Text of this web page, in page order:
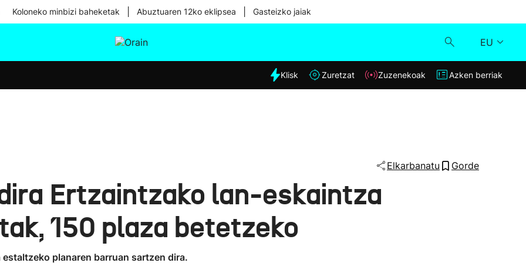
Koloneko minbizi baheketak Abuztuaren 12ko eklipsea Gasteizko jaiak
EU
Eguraldia
Klisk
Klisk Zuretzat Zuzenekoak Azken berriak
Elkarbanatu Gorde
Ertzaintzako lan-eskaintza
150 plaza betetzeko
planaren barruan sartzen dira.